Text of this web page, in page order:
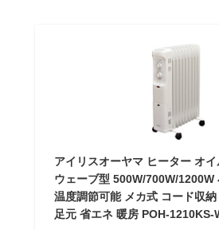
アイリスオーヤマ ヒーター オ
ウェーブ型 500W/700W/1200W
温度調節可能 メカ式 コード収
足元 省エネ 暖房 POH-1210KS-